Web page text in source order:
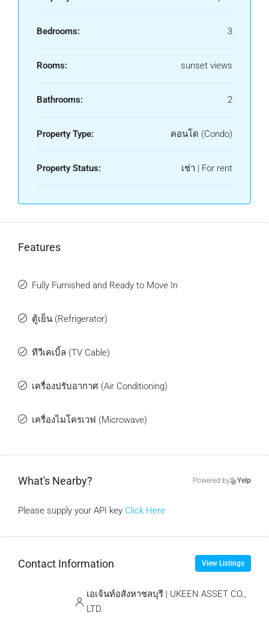
Bedrooms: 3
Rooms: sunset views
Bathrooms: 2
Property Type: คอนโด (Condo)
Property Status: เช่า | For rent
Features
Fully Furnished and Ready to Move In
ตู้เย็น (Refrigerator)
ทีวีเคเบิ้ล (TV Cable)
เครื่องปรับอากาศ (Air Conditioning)
เครื่องไมโครเวฟ (Microwave)
What's Nearby? Powered by Yelp
Please supply your API key Click Here
Contact Information View Listings
เอเจ้นท์อสังหาชลบุรี | UKEEN ASSET CO.,
LTD.